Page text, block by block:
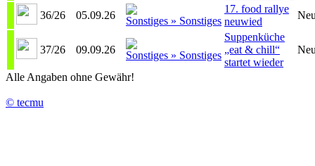
36/26 05.09.26
17. food rallye
neuwied
37/26 09.09.26
Suppenküche
„eat & chill“
startet wieder
Alle Angaben ohne Gewähr!
© tecmu